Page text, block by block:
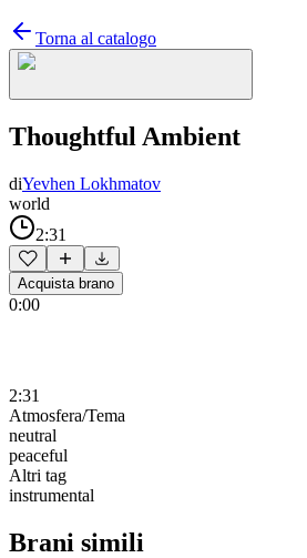
Torna al catalogo
Thoughtful Ambient
diYevhen Lokhmatov
world
2:31
Acquista brano
0:00
2:31
Atmosfera/Tema
neutral
peaceful
Altri tag
instrumental
Brani simili